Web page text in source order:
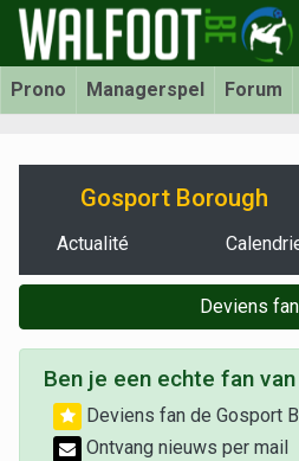
Prono Managerspel Forum
Gosport Borough
Actualité
Deviens
Ben je een echte fan
Deviens fan de Gosport
Ontvang nieuws per mail